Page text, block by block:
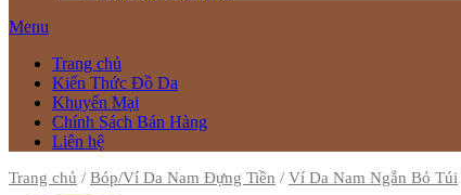
Menu
Trang chủ
Kiến Thức Đồ Da
Khuyến Mại
Chính Sách Bán Hàng
Liên hệ
Trang chủ / Bóp/Ví Da Nam Đựng Tiền / Ví Da Nam Ngắn Bỏ Túi